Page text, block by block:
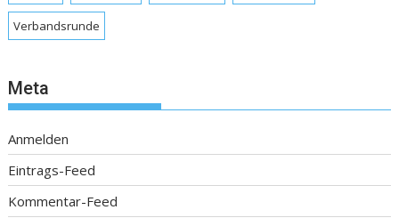
Verbandsrunde
Meta
Anmelden
Eintrags-Feed
Kommentar-Feed